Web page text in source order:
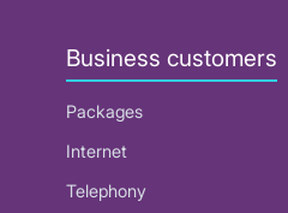
Business customers
Packages
Internet
Telephony